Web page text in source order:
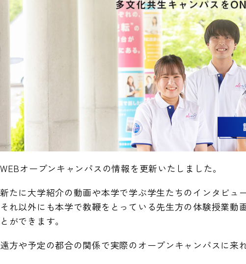
WEBオープンキャンパスの情報を更新いたしました。
新たに大学紹介の動画や本学で学ぶ学生たちのインタビュ
それ以外にも本学で教鞭をとっている先生方の体験授業
とができます。
遠方や予定の都合の関係で実際のオープンキャンパスに来